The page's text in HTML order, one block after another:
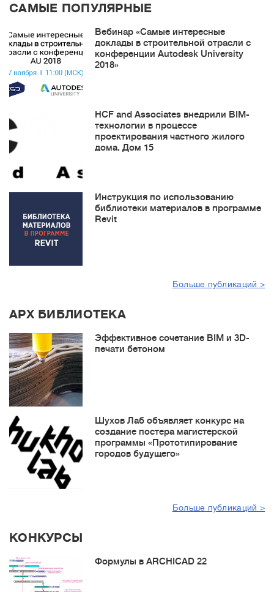
САМЫЕ ПОПУЛЯРНЫЕ
Вебинар «Самые интересные
доклады в строительной отрасли с
конференции Autodesk University
2018»
HCF and Associates внедрили BIM-
технологии в процессе
проектирования частного жилого
дома. Дом 15
Инструкция по использованию
библиотеки материалов в программе
Revit
Больше публикаций >
АРХ БИБЛИОТЕКА
Эффективное сочетание BIM и 3D-
печати бетоном
Шухов Лаб объявляет конкурс на
создание постера магистерской
программы «Прототипирование
городов будущего»
Больше публикаций >
КОНКУРСЫ
Формулы в ARCHICAD 22